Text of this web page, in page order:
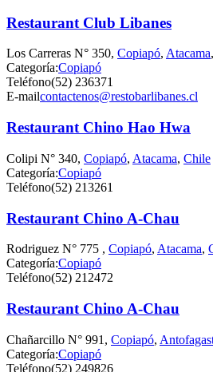
Restaurant Club Libanes
Los Carreras N° 350, Copiapó, Atacama,
Categoría:Copiapó
Teléfono(52) 236371
E-mailcontactenos@restobarlibanes.cl
Restaurant Chino Hao Hwa
Colipi N° 340, Copiapó, Atacama, Chile
Categoría:Copiapó
Teléfono(52) 213261
Restaurant Chino A-Chau
Rodriguez N° 775 , Copiapó, Atacama,
Categoría:Copiapó
Teléfono(52) 212472
Restaurant Chino A-Chau
Chañarcillo N° 991, Copiapó,
Categoría:Copiapó
Teléfono(52) 249826